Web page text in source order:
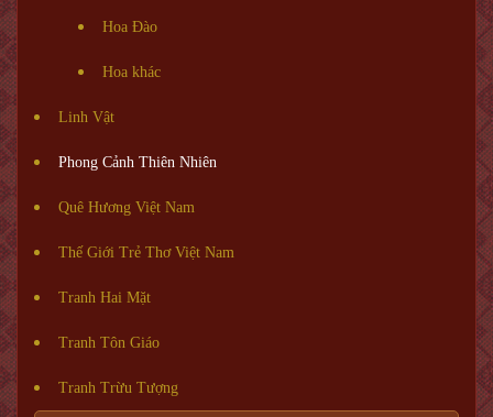
Hoa Đào
Hoa khác
Linh Vật
Phong Cảnh Thiên Nhiên
Quê Hương Việt Nam
Thế Giới Trẻ Thơ Việt Nam
Tranh Hai Mặt
Tranh Tôn Giáo
Tranh Trừu Tượng